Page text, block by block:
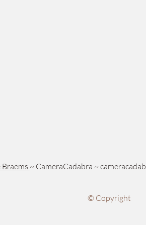
~ CameraCadabra ~
© Copyright